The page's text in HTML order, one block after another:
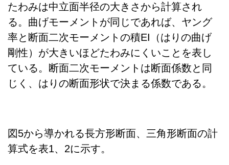
たわみは中立面半径の大きさから計算され
る。曲げモーメントが同じであれば、ヤング
率と断面二次モーメントの積EI（はりの曲げ
剛性）が大きいほどたわみにくいことを表し
ている。断面二次モーメントは断面係数と同
じく、はりの断面形状で決まる係数である。
図5から導かれる長方形断面、三角形断面の計
算式を表1、2に示す。